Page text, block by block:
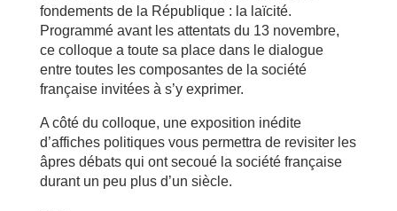
fondements de la République : la laïcité.
Programmé avant les attentats du 13 novembre,
ce colloque a toute sa place dans le dialogue
entre toutes les composantes de la société
française invitées à s’y exprimer.
A côté du colloque, une exposition inédite
d’affiches politiques vous permettra de revisiter les
âpres débats qui ont secoué la société française
durant un peu plus d’un siècle.